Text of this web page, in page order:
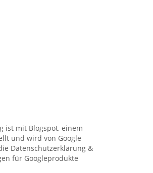
ist mit Blogspot, einem
und wird von Google
Datenschutzerklärung &
für Googleprodukte